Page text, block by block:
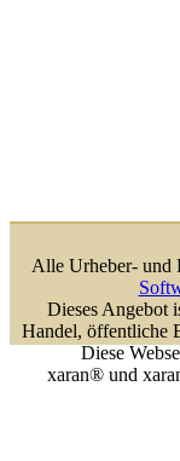
Alle Urheber- und
Dieses Angebot
Handel, öffentliche
Diese
xaran® und